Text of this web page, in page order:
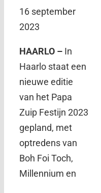
16 september
2023
HAARLO – In
Haarlo staat een
nieuwe editie
van het Papa
Zuip Festijn 2023
gepland, met
optredens van
Boh Foi Toch,
Millennium en